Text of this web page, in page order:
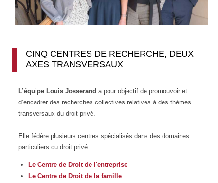
CINQ CENTRES DE RECHERCHE, DEUX
AXES TRANSVERSAUX
L’équipe Louis Josserand a pour objectif de promouvoir et
d’encadrer des recherches collectives relatives à des thèmes
transversaux du droit privé.
Elle fédère plusieurs centres spécialisés dans des domaines
particuliers du droit privé :
Le Centre de Droit de l'entreprise
Le Centre de Droit de la famille